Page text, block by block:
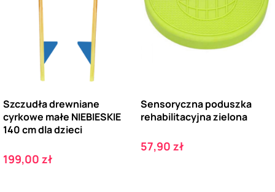
Szczudła drewniane
cyrkowe małe NIEBIESKIE
140 cm dla dzieci
Cena
199,00 zł
Sensoryczna poduszka
rehabilitacyjna zielona
Cena
57,90 zł